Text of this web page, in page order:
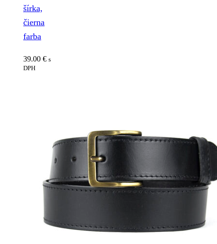
šírka,
čierna
farba
39.00 € s
DPH